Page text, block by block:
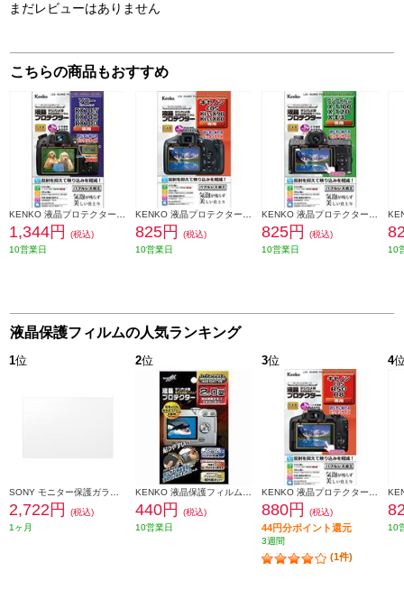
まだレビューはありません
こちらの商品もおすすめ
1,344円
(税込)
10営業日
825円
(税込)
10営業日
825円
(税込)
10営業日
10
液晶保護フィルムの人気ランキング
1位
2,722円
(税込)
1ヶ月
2位
440円
(税込)
10営業日
3位
880円 (税込)
44円分ポイント還元
3週間
(1件)
4
10